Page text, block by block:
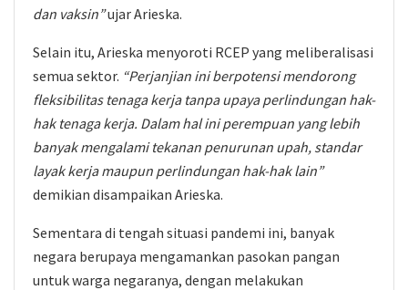
dan vaksin”ujar Arieska.
Selain itu, Arieska menyoroti RCEP yang meliberalisasi
semua sektor. “Perjanjian ini berpotensi mendorong
fleksibilitas tenaga kerja tanpa upaya perlindungan hak-
hak tenaga kerja. Dalam hal ini perempuan yang lebih
banyak mengalami tekanan penurunan upah, standar
layak kerja maupun perlindungan hak-hak lain”
demikian disampaikan Arieska.
Sementara di tengah situasi pandemi ini, banyak
negara berupaya mengamankan pasokan pangan
untuk warga negaranya, dengan melakukan